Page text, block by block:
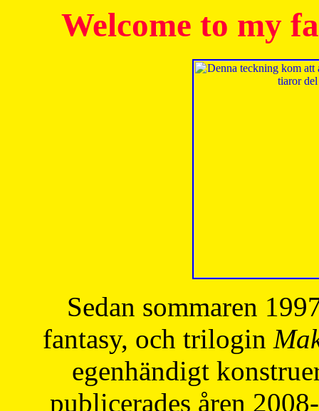
Welcome to my
Sedan sommaren
fantasy, och trilogin
egenhändigt
publicerades åren